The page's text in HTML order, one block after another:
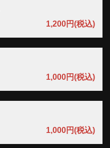
1,200円(税込)
1,000円(税込)
1,000円(税込)